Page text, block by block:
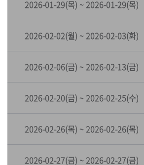
2026-01-29(목) ~ 2026-01-29(목)
2026-02-02(월) ~ 2026-02-03(화)
2026-02-06(금) ~ 2026-02-13(금)
2026-02-20(금) ~ 2026-02-25(수)
2026-02-26(목) ~ 2026-02-26(목)
2026-02-27(금) ~ 2026-02-27(금)